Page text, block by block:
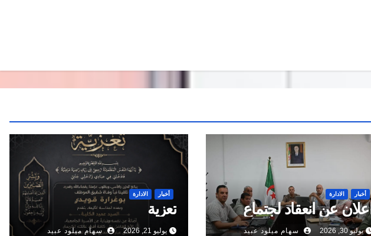
أخبار الادارة
اعلان عن انعقاد لجتماع
يوليو 30, 2026 سهام ميلود عبيد
أخبار الادارة
تعزية
يوليو 21, 2026 سهام ميلود عبيد